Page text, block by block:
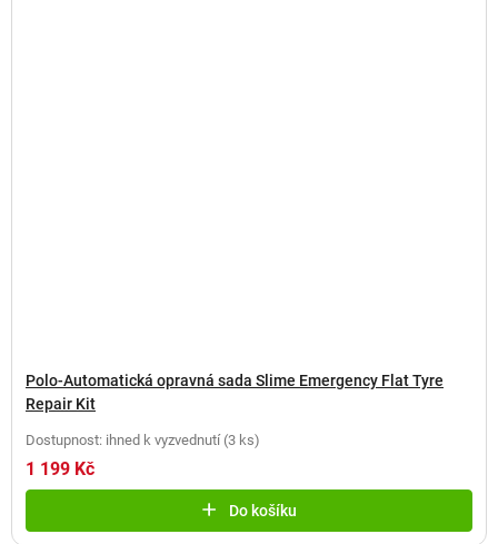
Polo-Automatická opravná sada Slime Emergency Flat Tyre
Repair Kit
Dostupnost: ihned k vyzvednutí (3 ks)
1 199 Kč
Do košíku